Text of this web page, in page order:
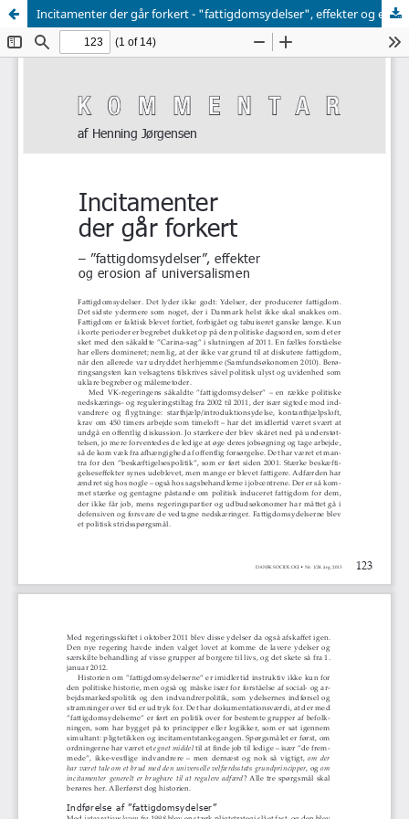
Incitamenter der går forkert - "fattigdomsydelser", effekter og erosion af universalismen